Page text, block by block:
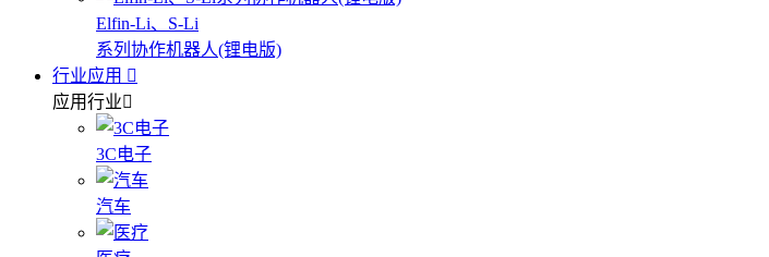
Elfin-Li、S-Li
系列协作机器人(锂电版)
行业应用
应用行业
3C电子
汽车